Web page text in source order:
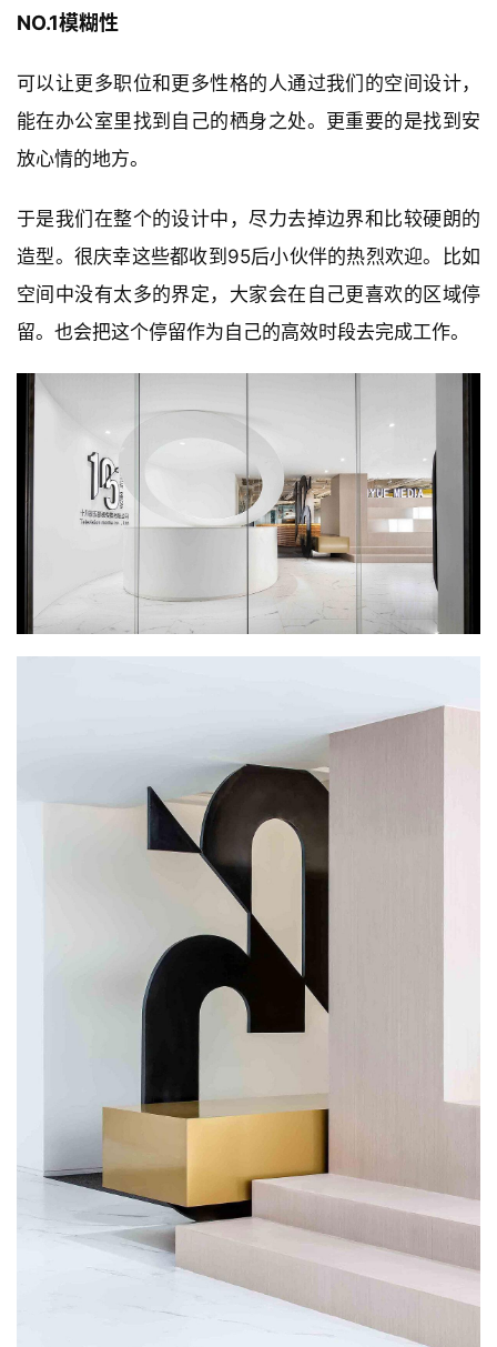
NO.1模糊性
可以让更多职位和更多性格的人通过我们的空间设计，
能在办公室里找到自己的栖身之处。更重要的是找到安
放心情的地方。
于是我们在整个的设计中，尽力去掉边界和比较硬朗的
造型。很庆幸这些都收到95后小伙伴的热烈欢迎。比如
空间中没有太多的界定，大家会在自己更喜欢的区域停
留。也会把这个停留作为自己的高效时段去完成工作。